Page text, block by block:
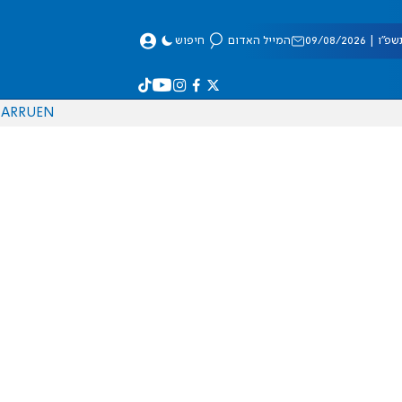
08/2026 המייל האדום חיפוש
EN
RU
AR